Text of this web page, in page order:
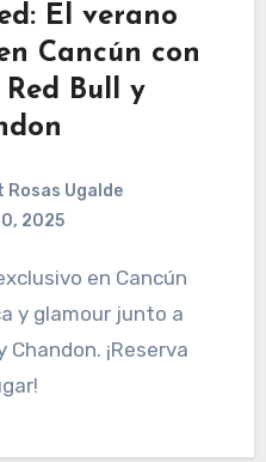
El verano
Cancún con
Red Bull y
Ugalde
2025
y glamour junto a
Chandon. ¡Reserva